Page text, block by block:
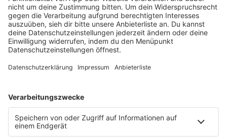
barba radio
Lagerfeuer
Füße hoch
Schmusekatze
Song Contest
Mädelsabend
Ich hasse Sport
Sonntag Morgen
Strandbar
Putzfimmel